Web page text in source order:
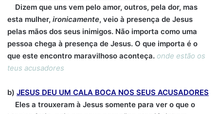
Dizem que uns vem pelo amor, outros, pela dor, mas
esta mulher, ironicamente, veio à presença de Jesus
pelas mãos dos seus inimigos. Não importa como uma
pessoa chega à presença de Jesus. O que importa é o
que este encontro maravilhoso aconteça. onde estão os
teus acusadores
b) JESUS DEU UM CALA BOCA NOS SEUS ACUSADORES
Eles a trouxeram à Jesus somente para ver o que o